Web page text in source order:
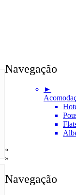
Navegação
►
«
»
Navegação